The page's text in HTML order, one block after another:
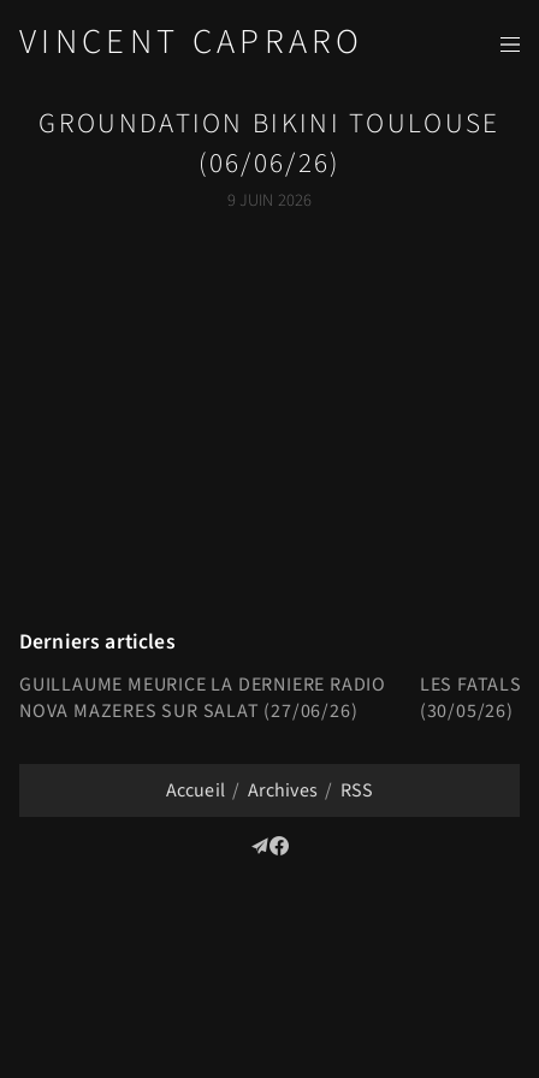
VINCENT CAPRARO
GROUNDATION BIKINI TOULOUSE
(06/06/26)
9 JUIN 2026
Derniers articles
GUILLAUME MEURICE LA DERNIERE RADIO
NOVA MAZERES SUR SALAT (27/06/26)
LES FATALS
(30/05/26)
Accueil Archives RSS